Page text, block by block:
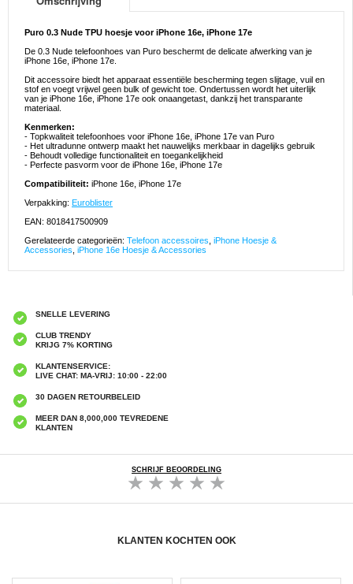
Puro 0.3 Nude TPU hoesje voor iPhone 16e, iPhone 17e
De 0.3 Nude telefoonhoes van Puro beschermt de delicate afwerking van je
iPhone 16e, iPhone 17e.
Dit accessoire biedt het apparaat essentiële bescherming tegen slijtage, vuil en
stof en voegt vrijwel geen bulk of gewicht toe. Ondertussen wordt het uiterlijk
van je iPhone 16e, iPhone 17e ook onaangetast, dankzij het transparante
materiaal.
Kenmerken:
- Topkwaliteit telefoonhoes voor iPhone 16e, iPhone 17e van Puro
- Het ultradunne ontwerp maakt het nauwelijks merkbaar in dagelijks gebruik
- Behoudt volledige functionaliteit en toegankelijkheid
- Perfecte pasvorm voor de iPhone 16e, iPhone 17e
Compatibiliteit: iPhone 16e, iPhone 17e
Verpakking: Euroblister
EAN: 8018417500909
Gerelateerde categorieën: Telefoon accessoires iPhone Hoesje &
Accessories iPhone 16e Hoesje & Accessories
SNELLE LEVERING
CLUB TRENDY
KRIJG 7% KORTING
KLANTENSERVICE:
LIVE CHAT: MA-VRIJ: 10:00 - 22:00
30 DAGEN RETOURBELEID
MEER DAN 8,000,000 TEVREDENE
KLANTEN
SCHRIJF BEOORDELING
KLANTEN KOCHTEN OOK